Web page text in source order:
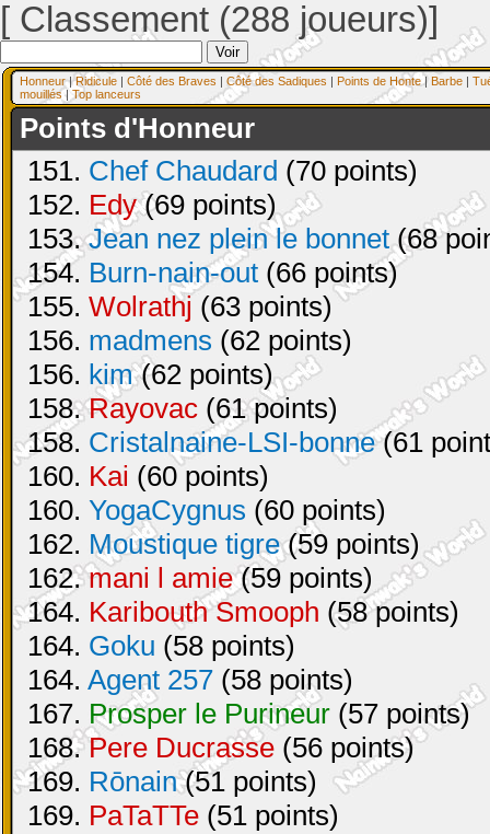
[ Classement (288 joueurs)]
Honneur|Ridicule | Côté des Braves | Côté des Sadiques | Points de Honte| Barbe |
mouillés| Top lanceurs
Points d'Honneur
151. Chef Chaudard (70 points)
152. Edy(69 points)
153.Jean nez plein le bonnet(68
154. Burn-nain-out (66 points)
155. Wolrathj (63 points)
156. madmens (62 points)
156. kim(62 points)
158.Rayovac (61 points)
158. Cristalnaine-LSI-bonne(61
160. Kai (60 points)
160. YogaCygnus (60 points)
162. Moustique tigre(59 points)
162.mani l amie(59 points)
164. Karibouth Smooph (58 points)
164. Goku (58 points)
164. Agent 257 (58 points)
167. Prosper le Purineur (57 points)
168.Pere Ducrasse (56 points)
169. Rōnain(51 points)
169. PaTaTTe (51 points)